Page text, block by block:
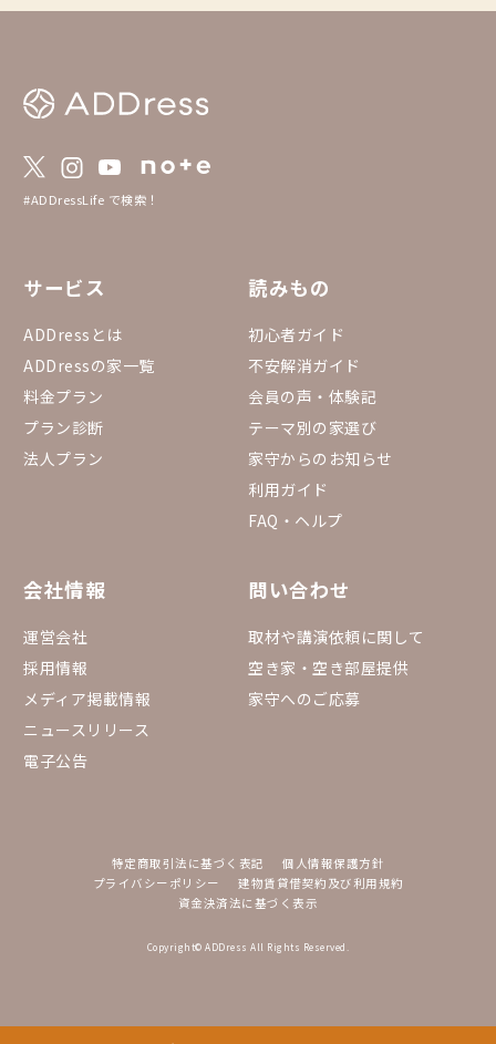
#ADDressLife で検索！
サービス
ADDressとは
ADDressの家一覧
料金プラン
プラン診断
法人プラン
読みもの
初心者ガイド
不安解消ガイド
会員の声・体験記
テーマ別の家選び
家守からのお知らせ
利用ガイド
FAQ・ヘルプ
会社情報
運営会社
採用情報
メディア掲載情報
ニュースリリース
電子公告
問い合わせ
取材や講演依頼に関して
空き家・空き部屋提供
家守へのご応募
特定商取引法に基づく表記
個人情報保護方針
プライバシーポリシー
建物賃貸借契約及び利用規約
資金決済法に基づく表示
Copyright© ADDress All Rights Reserved.